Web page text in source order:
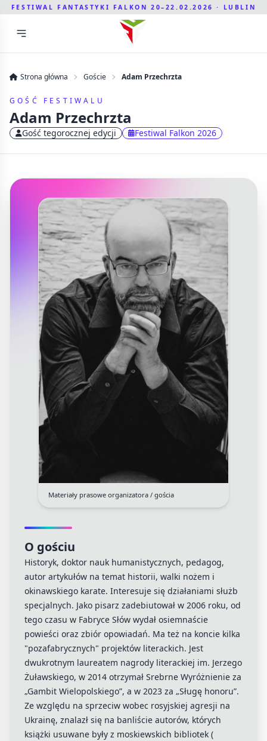
FESTIWAL FANTASTYKI FALKON 20–22.02.2026 · LUBLIN
Strona główna Goście Adam Przechrzta
GOŚĆ FESTIWALU
Adam Przechrzta
Gość tegorocznej edycji Festiwal Falkon 2026
Materiały prasowe organizatora / gościa
O gościu
Historyk, doktor nauk humanistycznych, pedagog,
autor artykułów na temat historii, walki nożem i
okinawskiego karate. Interesuje się działaniami służb
specjalnych. Jako pisarz zadebiutował w 2006 roku, od
tego czasu w Fabryce Słów wydał osiemnaście
powieści oraz zbiór opowiadań. Ma też na koncie kilka
"pozafabrycznych" projektów literackich. Jest
dwukrotnym laureatem nagrody literackiej im. Jerzego
Żuławskiego, w 2014 otrzymał Srebrne Wyróżnienie za
„Gambit Wielopolskiego”, a w 2023 za „Sługę honoru”.
Ze względu na sprzeciw wobec rosyjskiej agresji na
Ukrainę, znalazł się na banliście autorów, których
książki usuwane były z moskiewskich bibliotek (